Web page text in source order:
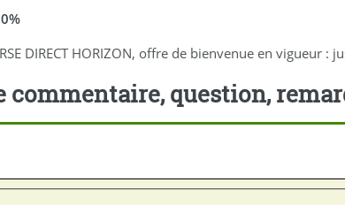
0%
DIRECT HORIZON, offre de bienvenue en
commentaire, question,